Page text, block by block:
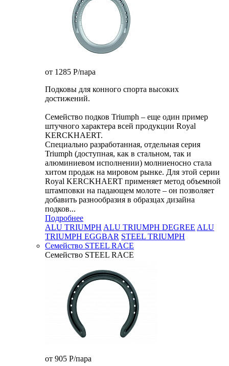
от 1285 P/пара
Подковы для конного спорта высоких
достижений.
Семейство подков Triumph – еще один пример
штучного характера всей продукции Royal
KERCKHAERT.
Специально разработанная, отдельная серия
Triumph (доступная, как в стальном, так и
алюминиевом исполнении) молниеносно стала
хитом продаж на мировом рынке. Для этой серии
Royal KERCKHAERT применяет метод объемной
штамповки на падающем молоте – он позволяет
добавить разнообразия в образцах дизайна
подков...
Подробнее
ALU TRIUMPH ALU TRIUMPH DEGREE ALU
TRIUMPH EGGBAR STEEL TRIUMPH
Семейство STEEL RACE
Семейство STEEL RACE
от 905 P/пара